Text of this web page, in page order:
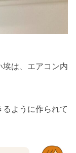
は、エアコン内
ように作られて